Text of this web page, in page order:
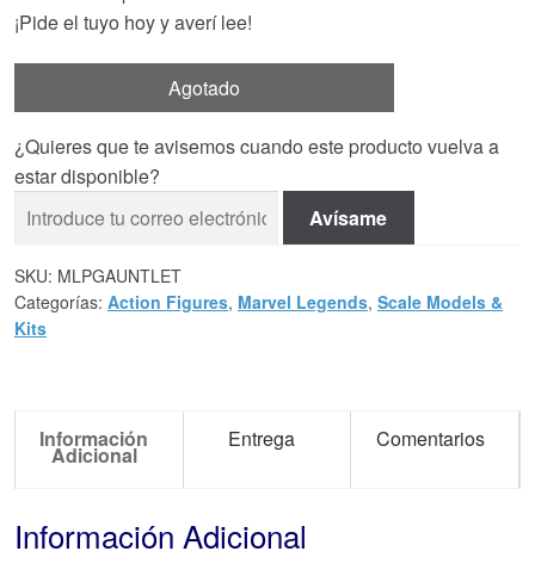
¡Pide el tuyo hoy y averí lee!
Agotado
¿Quieres que te avisemos cuando este producto vuelva a
estar disponible?
Avísame
SKU: MLPGAUNTLET
Categorías: Action Figures, Marvel Legends, Scale Models &
Kits
Información
Adicional
Entrega Comentarios
Información Adicional